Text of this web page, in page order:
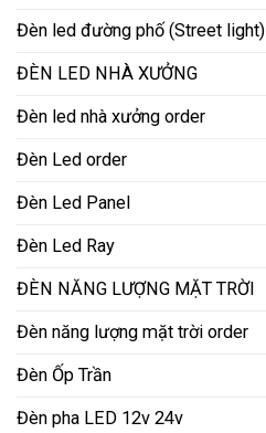
Đèn led đường phố (Street light)
ĐÈN LED NHÀ XƯỞNG
Đèn led nhà xưởng order
Đèn Led order
Đèn Led Panel
Đèn Led Ray
ĐÈN NĂNG LƯỢNG MẶT TRỜI
Đèn năng lượng mặt trời order
Đèn Ốp Trần
Đèn pha LED 12v 24v